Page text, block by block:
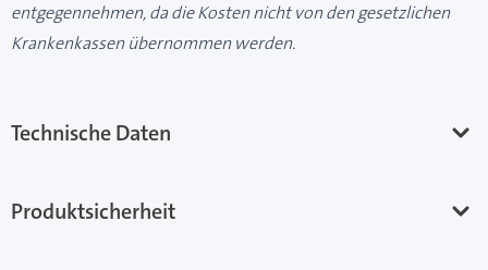
entgegennehmen, da die Kosten nicht von den gesetzlichen
Krankenkassen übernommen werden.
Technische Daten
Produktsicherheit